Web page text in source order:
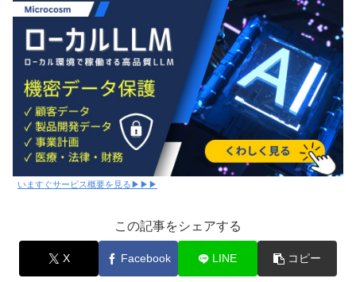
いますぐサービス概要を見る▶▶▶
この記事をシェアする
X Facebook LINE コピー